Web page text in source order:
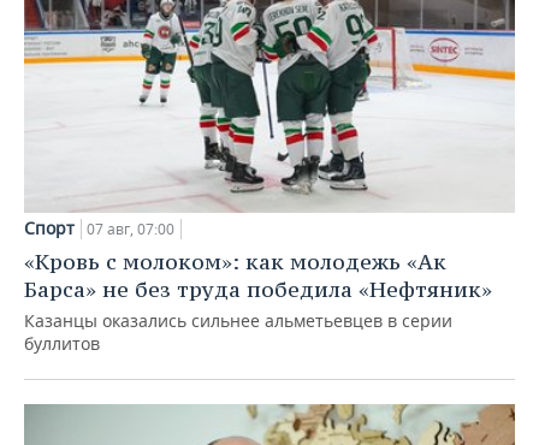
Спорт 07 авг, 07:00
«Кровь с молоком»: как молодежь «Ак
Барса» не без труда победила «Нефтяник»
Казанцы оказались сильнее альметьевцев в серии
буллитов